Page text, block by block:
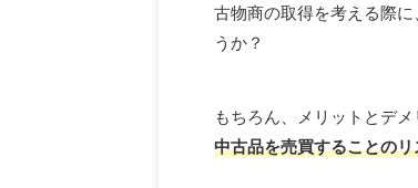
古物商の取得を考える際
うか？
もちろん、メリットとデ
中古品を売買することの